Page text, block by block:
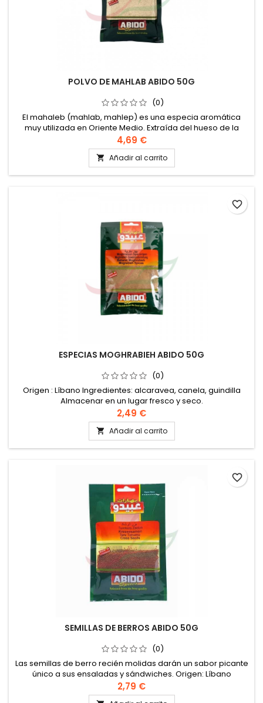
POLVO DE MAHLAB ABIDO 50G
(0)
El mahaleb (mahlab, mahlep) es una especia aromática
muy utilizada en Oriente Medio. Extraída del hueso de la
cereza negra, esta especia tiene un sabor agridulce y da
una fragancia inconfundible a las preparaciones que la
incorporan. Tradicionalmente, el mahaleb se añade a
galletas festivas como el maamoul, el barazek, etc., y en
4,69 €
 Añadir al carrito
ESPECIAS MOGHRABIEH ABIDO 50G
(0)
Origen : Líbano Ingredientes: alcaravea, canela, guindilla
Almacenar en un lugar fresco y seco.
2,49 €
 Añadir al carrito
favorite_border
SEMILLAS DE BERROS ABIDO 50G
(0)
Las semillas de berro recién molidas darán un sabor picante
único a sus ensaladas y sándwiches. Origen: Líbano
Ingredientes: semillas de berro Puede contener trazas de
sésamo, mostaza o gluten. Almacenar en un lugar fresco y
2,79 €
favorite_border